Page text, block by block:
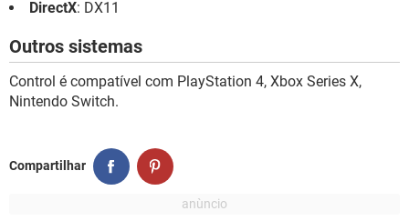
DirectX: DX11
Outros sistemas
Control é compatível com PlayStation 4, Xbox Series X,
Nintendo Switch.
Compartilhar